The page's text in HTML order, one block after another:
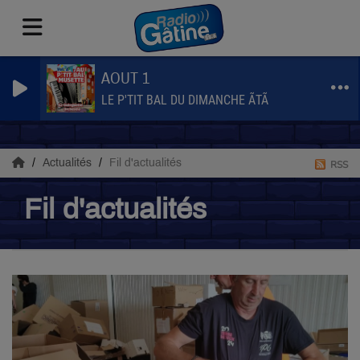
AOUT 1
LE P'TIT BAL DU DIMANCHE ÃTÃ
Actualités Fil d'actualités
Fil d'actualités
RSS